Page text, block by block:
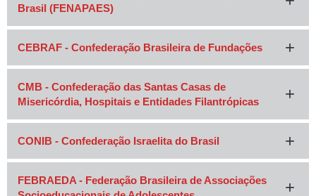
Brasil (FENAPAES)
CEBRAF - Confederação Brasileira de Fundações
CMB - Confederação das Santas Casas de
Misericórdia, Hospitais e Entidades Filantrópicas
CONIB - Confederação Israelita do Brasil
FEBRAEDA - Federação Brasileira de Associações